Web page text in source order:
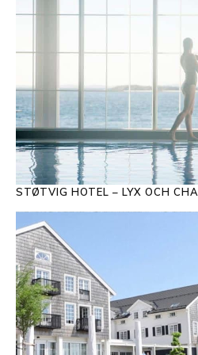
STØTVIG HOTEL – LYX OCH